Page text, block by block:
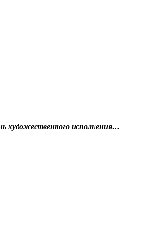
художественного исполнения…